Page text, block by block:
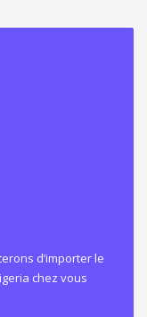
d’importer le
chez vous